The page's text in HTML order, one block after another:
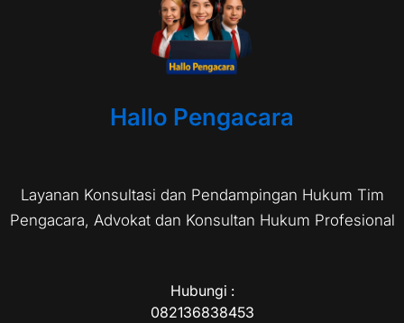
Hallo Pengacara
Layanan Konsultasi dan Pendampingan Hukum Tim
Pengacara, Advokat dan Konsultan Hukum Profesional
Hubungi :
082136838453